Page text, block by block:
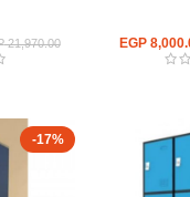
EGP
21,970.00
-17%